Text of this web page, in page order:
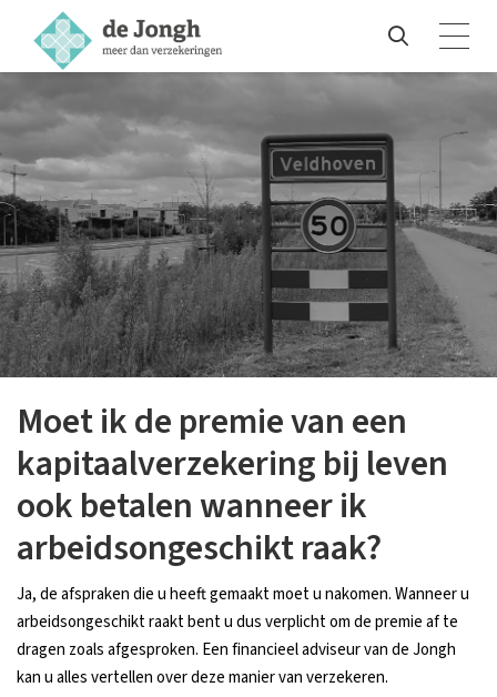
Moet ik de premie van een
kapitaalverzekering bij leven
ook betalen wanneer ik
arbeidsongeschikt raak?
Ja, de afspraken die u heeft gemaakt moet u nakomen. Wanneer u
arbeidsongeschikt raakt bent u dus verplicht om de premie af te
dragen zoals afgesproken. Een financieel adviseur van de Jongh
kan u alles vertellen over deze manier van verzekeren.